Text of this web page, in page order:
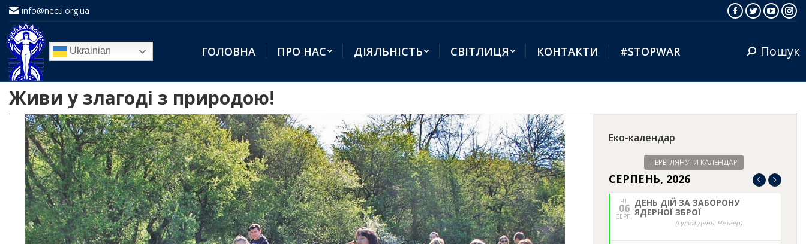
info@necu.org.ua
Facebook
Twitter
Ukrainian ГОЛОВНА ПРО НАС ДІЯЛЬНІСТЬ СВІТЛИЦЯ КОНТАКТИ #STOPWAR Search:Пошук
Живи у злагоді з природою!
Еко-календар
ПЕРЕГЛЯНУТИ КАЛЕНДАР
СЕРПЕНЬ, 2026
ЧТ.
06
СЕРП.
ДЕНЬ ДІЙ ЗА ЗАБОРОНУ
ЯДЕРНОЇ ЗБРОЇ
(Цілий День: Четвер)